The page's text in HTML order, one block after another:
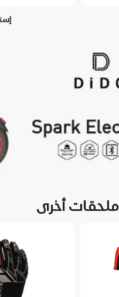
ملحقات أخرى